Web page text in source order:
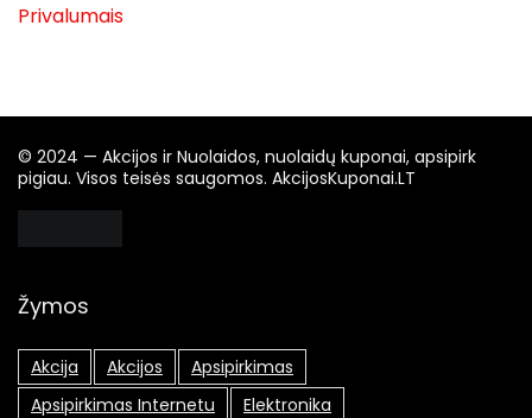
Privalumais
© 2024 — Akcijos ir Nuolaidos, nuolaidų kuponai, apsipirk
pigiau. Visos teisės saugomos. AkcijosKuponai.LT
Žymos
Akcija Akcijos
Apsipirkimas
Apsipirkimas Internetu
Elektronika